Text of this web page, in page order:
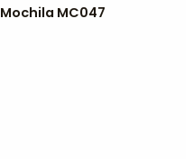
Mochila MC047